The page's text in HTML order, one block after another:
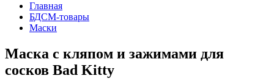
Главная
БДСМ-товары
Маски
Маска с кляпом и зажимами для
сосков Bad Kitty